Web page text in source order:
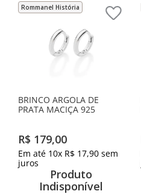
Rommanel História
BRINCO ARGOLA DE
PRATA MACIÇA 925
R$ 179,00
Em até 10x R$ 17,90 sem
juros
Produto
Indisponível